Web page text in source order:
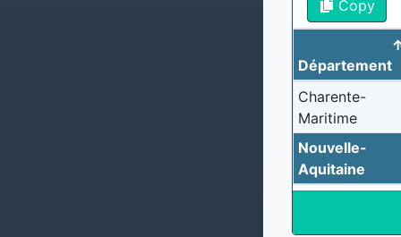
Copy
Département
Charente-
Maritime
Nouvelle-
Aquitaine